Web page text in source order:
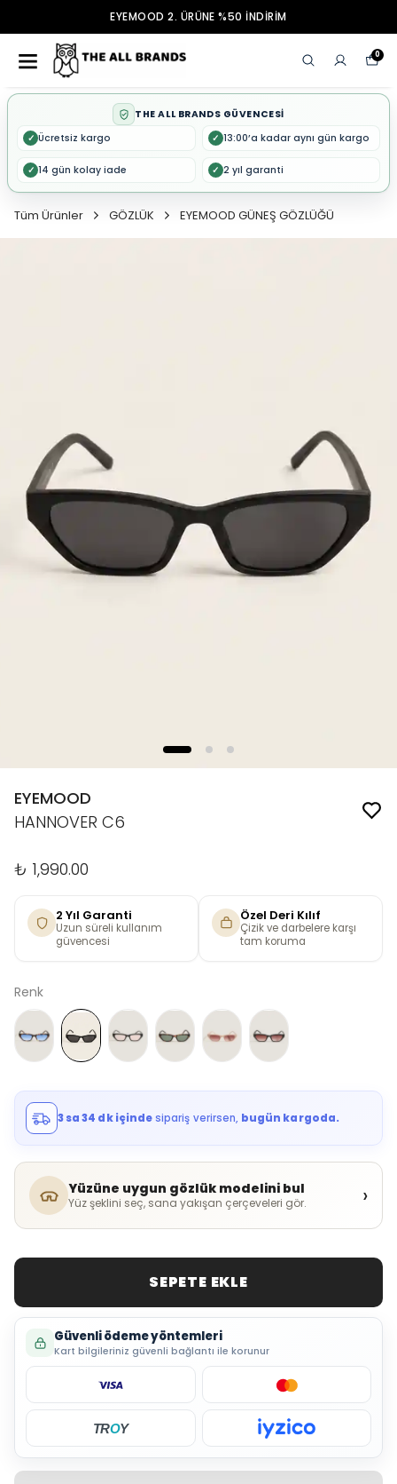
EYEMOOD 2. ÜRÜNE %50 İNDİRİM
0
THE ALL BRANDS GÜVENCESİ
✓ Ücretsiz kargo ✓ 13:00’a kadar aynı gün kargo
✓ 14 gün kolay iade ✓ 2 yıl garanti
Tüm Ürünler GÖZLÜK EYEMOOD GÜNEŞ GÖZLÜĞÜ
EYEMOOD
HANNOVER C6
₺ 1,990.00
2 Yıl Garanti
Uzun süreli kullanım
güvencesi
Özel Deri Kılıf
Çizik ve darbelere karşı
tam koruma
Renk
3 sa 34 dk içindesipariş verirsen, bugün kargoda.
Yüzüne uygun gözlük modelini bul
Yüz şeklini seç, sana yakışan çerçeveleri gör. ›
SEPETE EKLE
Güvenli ödeme yöntemleri
Kart bilgileriniz güvenli bağlantı ile korunur
TROY